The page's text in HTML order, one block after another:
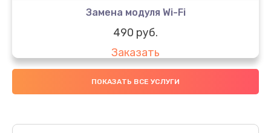
Замена модуля Wi-Fi
490 руб.
Заказать
Замена микрофона
Заказать
ПОКАЗАТЬ ВСЕ УСЛУГИ